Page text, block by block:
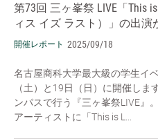
第73回 三ヶ峯祭 LIVE「This
ィス イズ ラスト）」の出演
開催レポート 2025/09/18
名古屋商科大学最大級の学生イ
（土）と19日（日）に開催しま
ンパスで行う『三ヶ峯祭LIVE』
アーティストに「This is L...